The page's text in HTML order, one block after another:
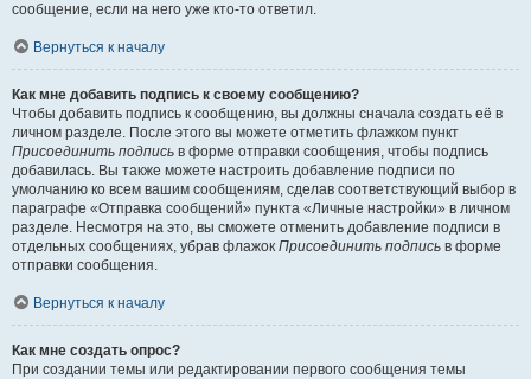
сообщение, если на него уже кто-то ответил.
Вернуться к началу
Как мне добавить подпись к своему сообщению?
Чтобы добавить подпись к сообщению, вы должны сначала создать её в
личном разделе. После этого вы можете отметить флажком пункт
Присоединить подпись в форме отправки сообщения, чтобы подпись
добавилась. Вы также можете настроить добавление подписи по
умолчанию ко всем вашим сообщениям, сделав соответствующий выбор в
параграфе «Отправка сообщений» пункта «Личные настройки» в личном
разделе. Несмотря на это, вы сможете отменить добавление подписи в
отдельных сообщениях, убрав флажок Присоединить подпись в форме
отправки сообщения.
Вернуться к началу
Как мне создать опрос?
При создании темы или редактировании первого сообщения темы